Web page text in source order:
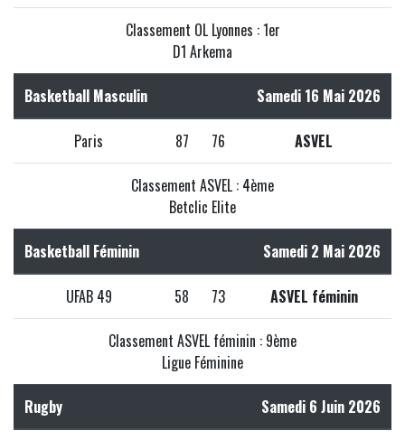
Classement OL Lyonnes : 1er
D1 Arkema
Basketball Masculin Samedi 16 Mai 2026
Paris 87 76 ASVEL
Classement ASVEL : 4ème
Betclic Elite
Basketball Féminin Samedi 2 Mai 2026
UFAB 49 58 73 ASVEL féminin
Classement ASVEL féminin : 9ème
Ligue Féminine
Rugby Samedi 6 Juin 2026